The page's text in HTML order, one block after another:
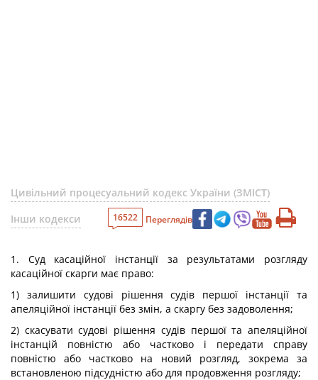
Цивільний процесуальний кодекс України (ЗМІСТ)
Інши кодекси
16522 Переглядів
1. Суд касаційної інстанції за результатами розгляду
касаційної скарги має право:
1) залишити судові рішення судів першої інстанції та
апеляційної інстанції без змін, а скаргу без задоволення;
2) скасувати судові рішення судів першої та апеляційної
інстанцій повністю або частково і передати справу
повністю або частково на новий розгляд, зокрема за
встановленою підсудністю або для продовження розгляду;